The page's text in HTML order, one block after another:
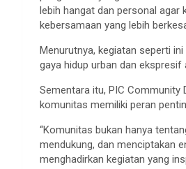
lebih hangat dan personal
kebersamaan yang lebih
Menurutnya, kegiatan seperti
gaya hidup urban dan ekspresif
Sementara itu, PIC Community
komunitas memiliki peran
“Komunitas bukan hanya
mendukung, dan menciptakan
menghadirkan kegiatan yang